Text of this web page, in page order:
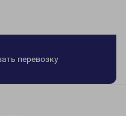
перевозку